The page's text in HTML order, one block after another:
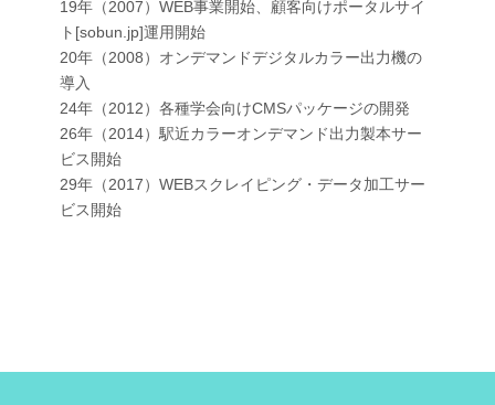
19年（2007）WEB事業開始、顧客向けポータルサイ
ト[sobun.jp]運用開始
20年（2008）オンデマンドデジタルカラー出力機の
導入
24年（2012）各種学会向けCMSパッケージの開発
26年（2014）駅近カラーオンデマンド出力製本サー
ビス開始
29年（2017）WEBスクレイピング・データ加工サー
ビス開始